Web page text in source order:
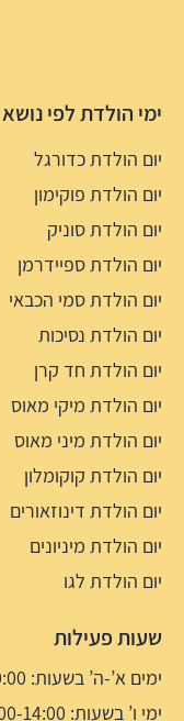
ימי הולדת לפי נושא
יום הולדת כדורגל
יום הולדת פוקימון
יום הולדת סוניק
יום הולדת ספיידרמן
יום הולדת סמי הכבאי
יום הולדת נסיכות
יום הולדת חד קרן
יום הולדת מיקי מאוס
יום הולדת מיני מאוס
יום הולדת קוקומלון
יום הולדת דינוזאורים
יום הולדת מיניונים
יום הולדת לגו
שעות פעילות
ימים א’-ה’ בשעות: 09:00-20:00
ימי ו’ בשעות: 09:00-14:00